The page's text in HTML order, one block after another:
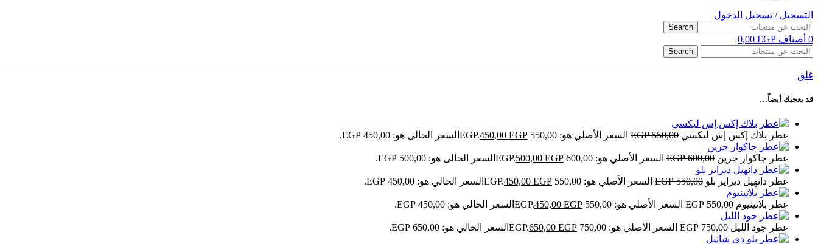
التسحيل / تسجيل الدخول
Search
0 أصناف 0,00 EGP
Search
غلق
قد يعجبك أيضاً…
عطر بلاك إكس إس ليكسي 550,00
EGP السعر الأصلي هو: 550,00 EGP. 450,00 EGP السعر الحالي هو: 450,00 EGP.
عطر جاكوار جرين 600,00
EGP السعر الأصلي هو: 600,00 EGP. 500,00 EGP السعر الحالي هو: 500,00 EGP.
عطر دانهيل ديزاير بلو 550,00
EGP السعر الأصلي هو: 550,00 EGP. 450,00 EGP السعر الحالي هو: 450,00 EGP.
عطر بلاتينيوم 550,00
EGP السعر الأصلي هو: 550,00 EGP. 450,00 EGP السعر الحالي هو: 450,00 EGP.
عطر جود الليل 750,00
EGP السعر الأصلي هو: 750,00 EGP. 650,00 EGP السعر الحالي هو: 650,00 EGP.